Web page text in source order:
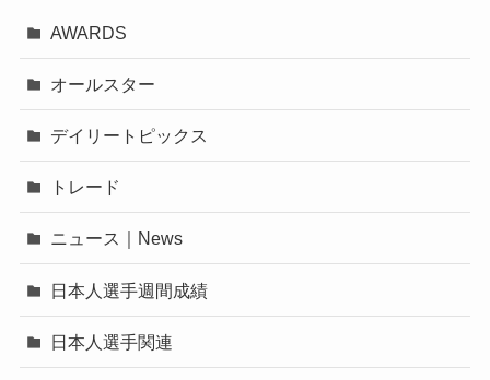
AWARDS
オールスター
デイリートピックス
トレード
ニュース｜News
日本人選手週間成績
日本人選手関連